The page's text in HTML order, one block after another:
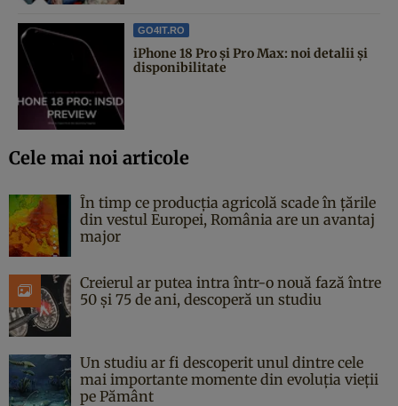
GO4IT.RO
iPhone 18 Pro și Pro Max: noi detalii și
disponibilitate
Cele mai noi articole
În timp ce producția agricolă scade în țările
din vestul Europei, România are un avantaj
major
Creierul ar putea intra într-o nouă fază între
50 și 75 de ani, descoperă un studiu
Un studiu ar fi descoperit unul dintre cele
mai importante momente din evoluția vieții
pe Pământ